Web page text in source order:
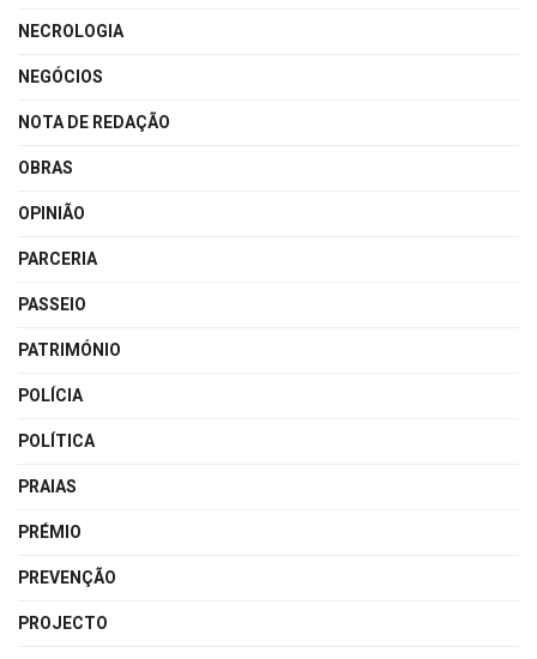
NECROLOGIA
NEGÓCIOS
NOTA DE REDAÇÃO
OBRAS
OPINIÃO
PARCERIA
PASSEIO
PATRIMÓNIO
POLÍCIA
POLÍTICA
PRAIAS
PRÉMIO
PREVENÇÃO
PROJECTO